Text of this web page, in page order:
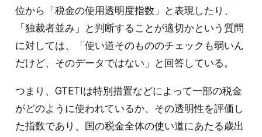
位から「税金の使用透明度指数」と表現したり、
「独裁者並み」と判断することが適切かという質問
に対しては、「使い道そのもののチェックも弱いん
だけど、そのデータではない」と回答している。
つまり、GTETIは特別措置などによって一部の税金
がどのように使われているか、その透明性を評価し
た指数であり、国の税金全体の使い道にあたる歳出